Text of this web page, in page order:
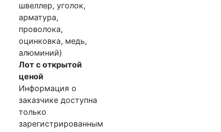
швеллер, уголок,
арматура,
проволока,
оцинковка, медь,
алюминий)
Лот с открытой
ценой
Информация о
заказчике доступна
только
зарегистрированным